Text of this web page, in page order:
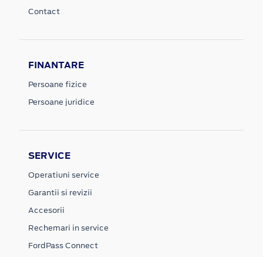
Contact
FINANTARE
Persoane fizice
Persoane juridice
SERVICE
Operatiuni service
Garantii si revizii
Accesorii
Rechemari in service
FordPass Connect